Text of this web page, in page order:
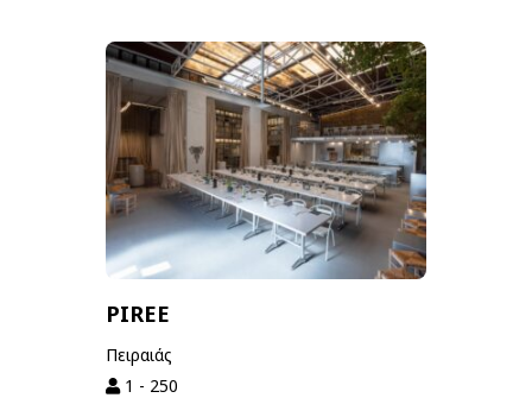
PIREE
Πειραιάς
1 - 250